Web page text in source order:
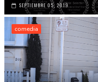
SEPTIEMBRE 05, 2019
comedia